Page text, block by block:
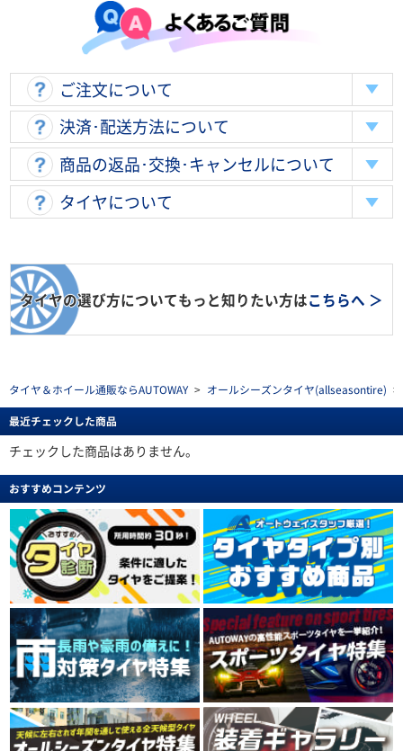
ご注文について
決済･配送方法について
商品の返品･交換･キャンセルについて
タイヤについて
タイヤの選び方についてもっと知りたい方はこちらへ ＞
タイヤ＆ホイール通販ならAUTOWAY > オールシーズンタイヤ(allseasontire) >
最近チェックした商品
チェックした商品はありません。
おすすめコンテンツ